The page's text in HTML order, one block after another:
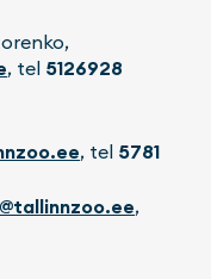
, tel 5126928
, tel 5781
,